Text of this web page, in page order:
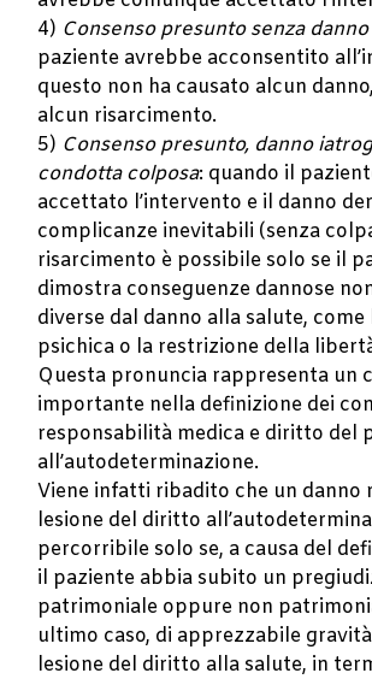
4) Consenso presunto senza
paziente avrebbe acconsentito
questo non ha causato alcun
alcun risarcimento.
5) Consenso presunto, danno
condotta colposa: quando il
accettato l’intervento e il danno
complicanze inevitabili (senza
risarcimento è possibile solo se il
dimostra conseguenze dannose
diverse dal danno alla salute,
psichica o la restrizione della
Questa pronuncia rappresenta un
importante nella definizione dei
responsabilità medica e diritto del
all’autodeterminazione.
Viene infatti ribadito che un danno
lesione del diritto
percorribile solo se, a causa del
il paziente abbia subito un
patrimoniale oppure non
ultimo caso, di apprezzabile
lesione del diritto alla salute, in